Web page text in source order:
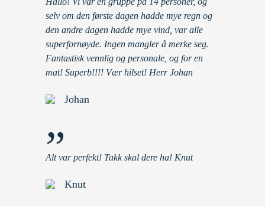
selv om den første dagen hadde mye regn og
den andre dagen hadde mye vind, var alle
superfornøyde. Ingen mangler å merke seg.
Fantastisk vennlig og personale, og for en
mat! Superb!!!! Vær hilset! Herr Johan
Johan
”
Alt var perfekt! Takk skal dere ha! Knut
Knut